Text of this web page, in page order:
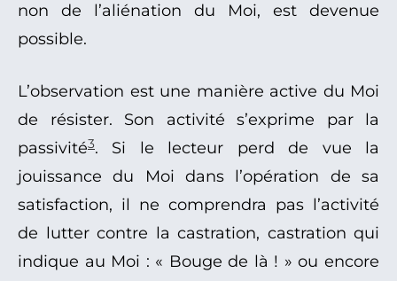
non de l’aliénation du Moi, est devenue
possible.
L’observation est une manière active du Moi
de résister. Son activité s’exprime par la
passivité3. Si le lecteur perd de vue la
jouissance du Moi dans l’opération de sa
satisfaction, il ne comprendra pas l’activité
de lutter contre la castration, castration qui
indique au Moi : « Bouge de là ! » ou encore